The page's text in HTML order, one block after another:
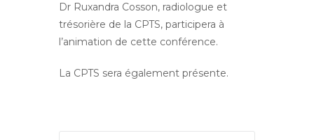
Dr Ruxandra Cosson, radiologue et
trésorière de la CPTS, participera à
l’animation de cette conférence.
La CPTS sera également présente.